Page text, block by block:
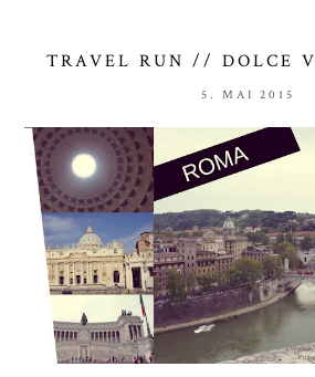
TRAVEL RUN // DOLCE
5. MAI 2015